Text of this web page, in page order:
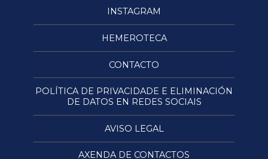
INSTAGRAM
HEMEROTECA
CONTACTO
POLÍTICA DE PRIVACIDADE E ELIMINACIÓN
DE DATOS EN REDES SOCIAIS
AVISO LEGAL
AXENDA DE CONTACTOS